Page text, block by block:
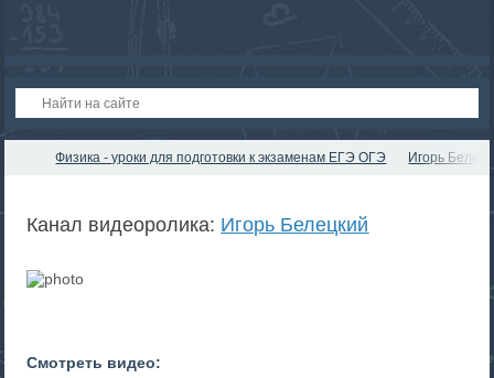
Физика - уроки для подготовки к экзаменам ЕГЭ ОГЭ Игорь
Канал видеоролика: Игорь Белецкий
Смотреть видео: